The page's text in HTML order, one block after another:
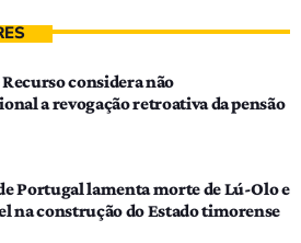
considera não
a revogação retroativa da pensão
Portugal lamenta morte de Lú-Olo e
na construção do Estado timorense